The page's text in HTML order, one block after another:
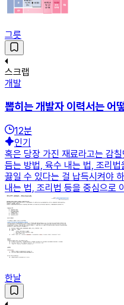
그릇
스크랩
개발
뽑히는 개발자 이력서는 어
12분
인기
혹은 당장 가진 재료라고는 감
듬는 방법, 육수 내는 법, 조리
끓일 수 있다는 걸 납득시켜야
내는 법, 조리법 등을 중심으로
한날